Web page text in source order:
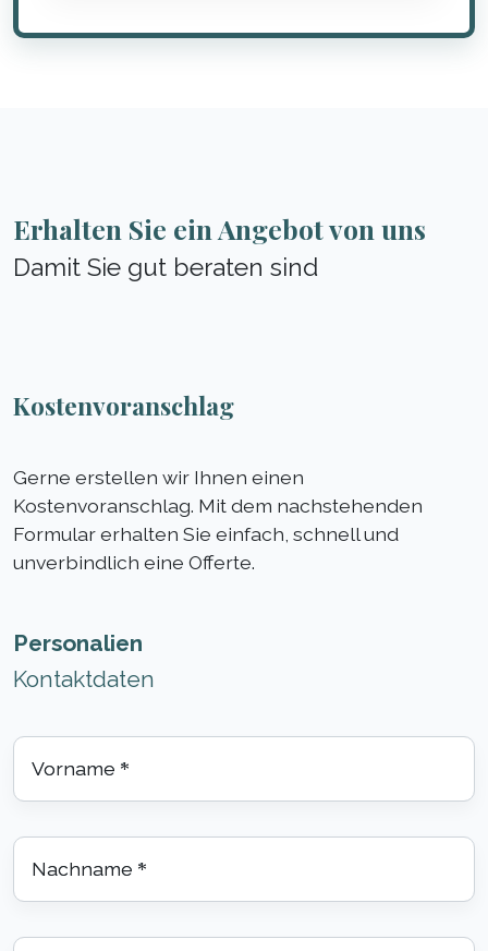
Erhalten Sie ein Angebot von uns
Damit Sie gut beraten sind
Kostenvoranschlag
Gerne erstellen wir Ihnen einen
Kostenvoranschlag. Mit dem nachstehenden
Formular erhalten Sie einfach, schnell und
unverbindlich eine Offerte.
Personalien
Kontaktdaten
Vorname *
Nachname *